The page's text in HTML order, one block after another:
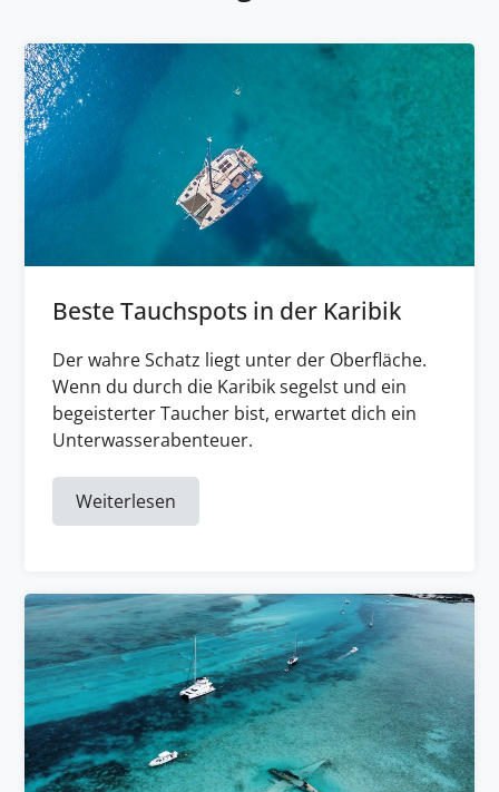
Beste Tauchspots in der Karibik
Der wahre Schatz liegt unter der Oberfläche.
Wenn du durch die Karibik segelst und ein
begeisterter Taucher bist, erwartet dich ein
Unterwasserabenteuer.
Weiterlesen